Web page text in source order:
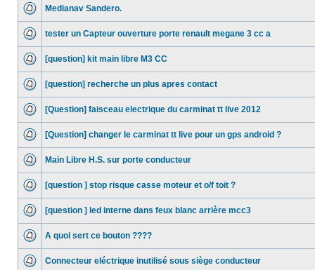
Medianav Sandero.
tester un Capteur ouverture porte renault megane 3 cc a
[question] kit main libre M3 CC
[question] recherche un plus apres contact
[Question] faisceau electrique du carminat tt live 2012
[Question] changer le carminat tt live pour un gps android ?
Main Libre H.S. sur porte conducteur
[question ] stop risque casse moteur et o/f toit ?
[question ] led interne dans feux blanc arrière mcc3
A quoi sert ce bouton ????
Connecteur eléctrique inutilisé sous siège conducteur